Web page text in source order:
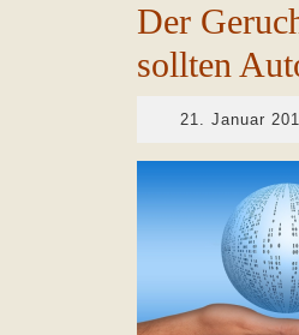
Der
sollten
21. Januar